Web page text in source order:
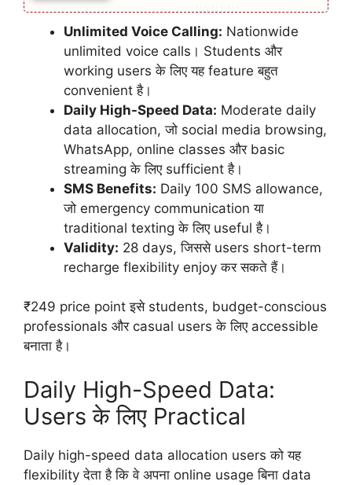
Unlimited Voice Calling: Nationwide
unlimited voice calls। Students और
working users के लिए यह feature बहुत
convenient है।
Daily High-Speed Data: Moderate daily
data allocation, जो social media browsing,
WhatsApp, online classes और basic
streaming के लिए sufficient है।
SMS Benefits: Daily 100 SMS allowance,
जो emergency communication या
traditional texting के लिए useful है।
Validity: 28 days, जिससे users short-term
recharge flexibility enjoy कर सकते हैं।
₹249 price point इसे students, budget-conscious
professionals और casual users के लिए accessible
बनाता है।
Daily High-Speed Data:
Users के लिए Practical
Daily high-speed data allocation users को यह
flexibility देता है कि वे अपना online usage बिना data